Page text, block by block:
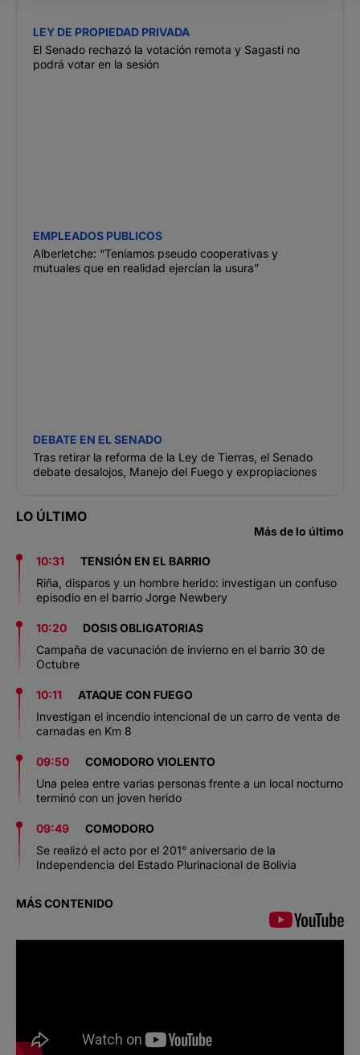
LEY DE PROPIEDAD PRIVADA
El Senado rechazó la votación remota y Sagasti no
podrá votar en la sesión
EMPLEADOS PUBLICOS
Alberletche: “Teníamos pseudo cooperativas y
mutuales que en realidad ejercían la usura”
DEBATE EN EL SENADO
Tras retirar la reforma de la Ley de Tierras, el Senado
debate desalojos, Manejo del Fuego y expropiaciones
LO ÚLTIMO
Más de lo último
10:31
TENSIÓN EN EL BARRIO
Riña, disparos y un hombre herido: investigan un confuso
episodio en el barrio Jorge Newbery
10:20
DOSIS OBLIGATORIAS
Campaña de vacunación de invierno en el barrio 30 de
Octubre
10:11
ATAQUE CON FUEGO
Investigan el incendio intencional de un carro de venta de
carnadas en Km 8
09:50
COMODORO VIOLENTO
Una pelea entre varias personas frente a un local nocturno
terminó con un joven herido
09:49
COMODORO
Se realizó el acto por el 201° aniversario de la
Independencia del Estado Plurinacional de Bolivia
MÁS CONTENIDO